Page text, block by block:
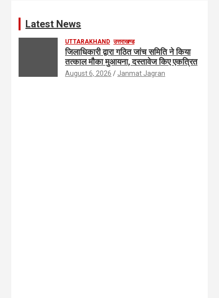
Latest News
UTTARAKHAND उत्तराखण्ड
जिलाधिकारी द्वारा गठित जांच समिति ने किया
तत्काल मौका मुआयना, दस्तावेज किए एकत्रित
August 6, 2026 Janmat Jagran